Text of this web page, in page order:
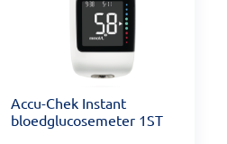
Accu-Chek Instant
bloedglucosemeter 1ST